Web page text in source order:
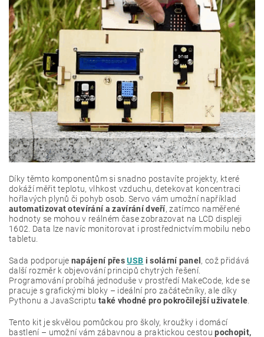
Díky těmto komponentům si snadno postavíte projekty, které
dokáží měřit teplotu, vlhkost vzduchu, detekovat koncentraci
hořlavých plynů či pohyb osob. Servo vám umožní například
automatizovat otevírání a zavírání dveří, zatímco naměřené
hodnoty se mohou v reálném čase zobrazovat na LCD displeji
1602. Data lze navíc monitorovat i prostřednictvím mobilu nebo
tabletu.
Sada podporuje napájení přesUSB i solární panel , což přidává
další rozměr k objevování principů chytrých řešení.
Programování probíhá jednoduše v prostředí MakeCode, kde se
pracuje s grafickými bloky – ideální pro začátečníky, ale díky
Pythonu a JavaScriptutaké vhodné pro pokročilejší uživatele.
Tento kit je skvělou pomůckou pro školy, kroužky i domácí
bastlení – umožní vám zábavnou a praktickou cestoupochopit,